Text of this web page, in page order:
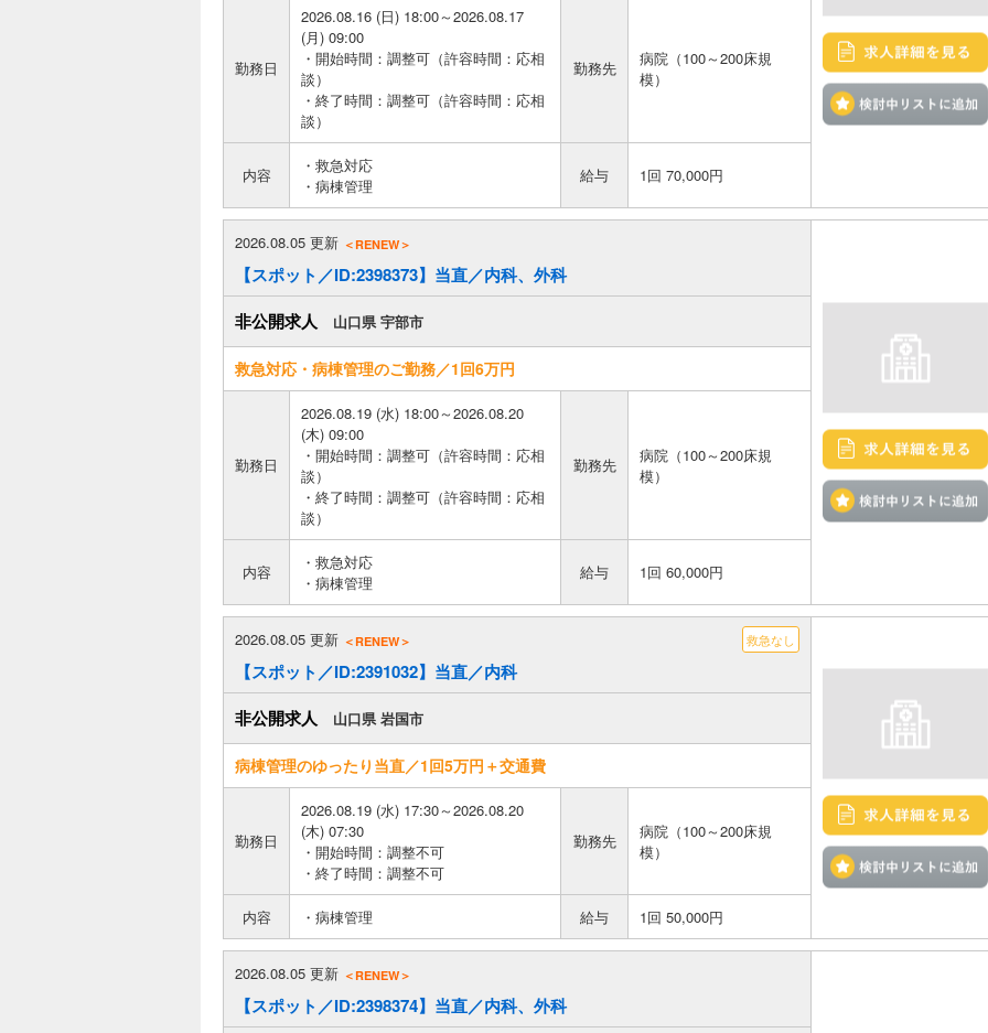
勤務日
2026.08.16 (日) 18:00～2026.08.17
(月) 09:00
・開始時間：調整可（許容時間：応相
談）
・終了時間：調整可（許容時間：応相
談）
勤務先
病院（100～200床規
模）
内容
・救急対応
・病棟管理
給与 1回 70,000円
2026.08.05 更新 ＜RENEW＞
【スポット／ID:2398373】当直／内科、外科
非公開求人 山口県 宇部市
救急対応・病棟管理のご勤務／1回6万円
勤務日
2026.08.19 (水) 18:00～2026.08.20
(木) 09:00
・開始時間：調整可（許容時間：応相
談）
・終了時間：調整可（許容時間：応相
談）
勤務先
病院（100～200床規
模）
内容
・救急対応
・病棟管理
給与 1回 60,000円
2026.08.05 更新 ＜RENEW＞ 救急なし
【スポット／ID:2391032】当直／内科
非公開求人 山口県 岩国市
病棟管理のゆったり当直／1回5万円＋交通費
勤務日
2026.08.19 (水) 17:30～2026.08.20
(木) 07:30
・開始時間：調整不可
・終了時間：調整不可
勤務先
病院（100～200床規
模）
内容 ・病棟管理 給与 1回 50,000円
2026.08.05 更新 ＜RENEW＞
【スポット／ID:2398374】当直／内科、外科